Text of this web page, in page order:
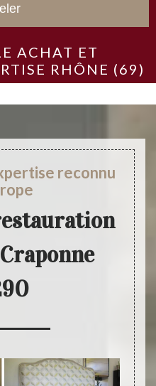
ACHAT ET
RHÔNE (69)
reconnu